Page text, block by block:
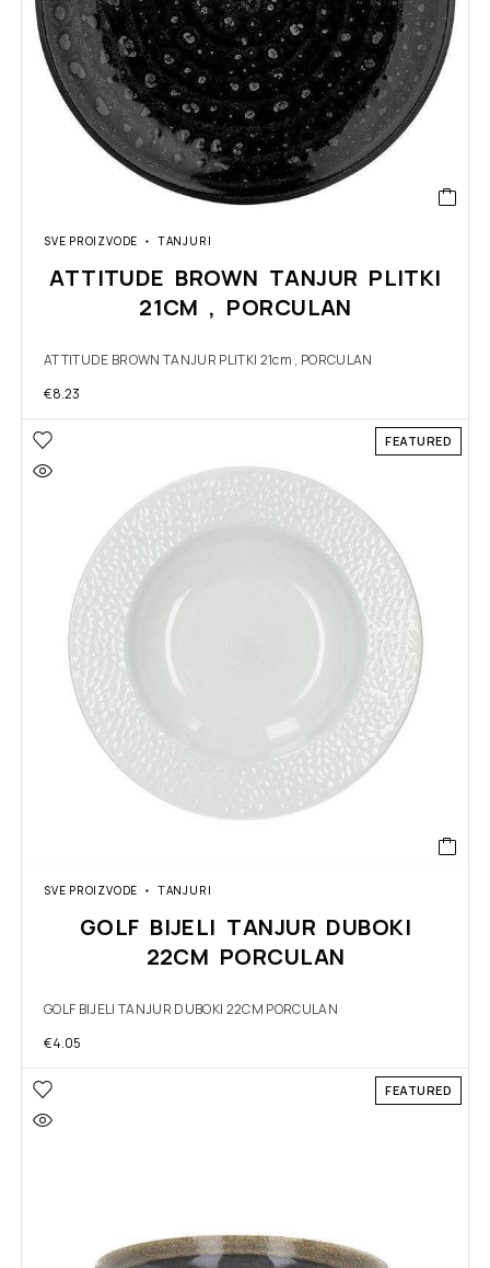
SVE PROIZVODE TANJURI
ATTITUDE BROWN TANJUR PLITKI
21CM , PORCULAN
ATTITUDE BROWN TANJUR PLITKI 21cm , PORCULAN
€8.23
FEATURED
SVE PROIZVODE TANJURI
GOLF BIJELI TANJUR DUBOKI
22CM PORCULAN
GOLF BIJELI TANJUR DUBOKI 22CM PORCULAN
€4.05
FEATURED